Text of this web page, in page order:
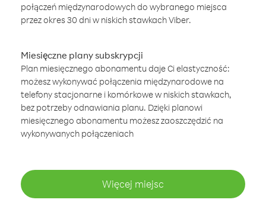
połączeń międzynarodowych do wybranego miejsca
przez okres 30 dni w niskich stawkach Viber.
Miesięczne plany subskrypcji
Plan miesięcznego abonamentu daje Ci elastyczność:
możesz wykonywać połączenia międzynarodowe na
telefony stacjonarne i komórkowe w niskich stawkach,
bez potrzeby odnawiania planu. Dzięki planowi
miesięcznego abonamentu możesz zaoszczędzić na
wykonywanych połączeniach
Więcej miejsc